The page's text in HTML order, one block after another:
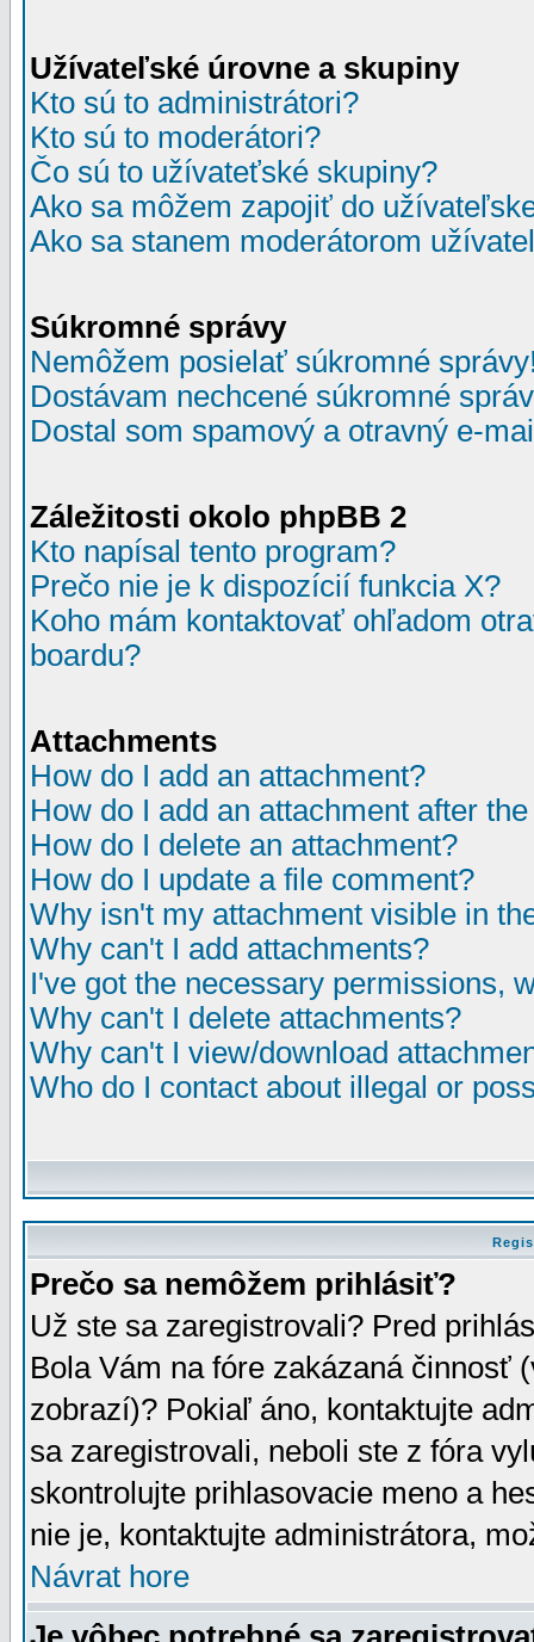
Užívateľské úrovne a skupiny
Kto sú to administrátori?
Kto sú to moderátori?
Čo sú to užívateťské skupiny?
Ako sa môžem zapojiť do
Ako sa stanem moderátorom
Súkromné správy
Nemôžem posielať súkromné
Dostávam nechcené súkromné
Dostal som spamový a otravný e-
Záležitosti okolo phpBB 2
Kto napísal tento program?
Prečo nie je k dispozícií funkcia X?
Koho mám kontaktovať ohľadom
boardu?
Attachments
How do I add an attachment?
How do I add an attachment after
How do I delete an attachment?
How do I update a file comment?
Why isn't my attachment visible in
Why can't I add attachments?
I've got the necessary permissions,
Why can't I delete attachments?
Why can't I view/download
Who do I contact about illegal or
Prečo sa nemôžem prihlásiť?
Už ste sa zaregistrovali? Pred
Bola Vám na fóre zakázaná činnosť
zobrazí)? Pokiaľ áno, kontaktujte
sa zaregistrovali, neboli ste z fóra
skontrolujte prihlasovacie meno a
nie je, kontaktujte administrátora,
Návrat hore